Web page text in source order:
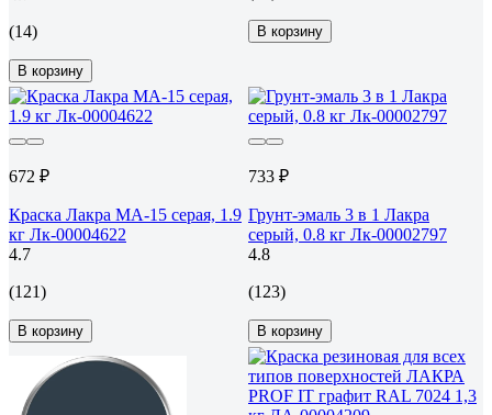
(14)
В корзину
В корзину
672 ₽
Краска Лакра МА-15 серая, 1.9
кг Лк-00004622
4.7
(121)
В корзину
733 ₽
Грунт-эмаль 3 в 1 Лакра
серый, 0.8 кг Лк-00002797
4.8
(123)
В корзину